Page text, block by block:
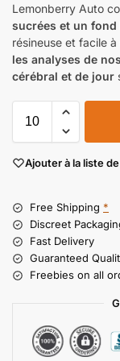
Lemonberry Auto
sucrées et un fond
résineuse et facile
les analyses de
cérébral et de jour
Ajouter à la liste
Free Shipping *
Discreet
Fast Delivery
Guaranteed
Freebies on all